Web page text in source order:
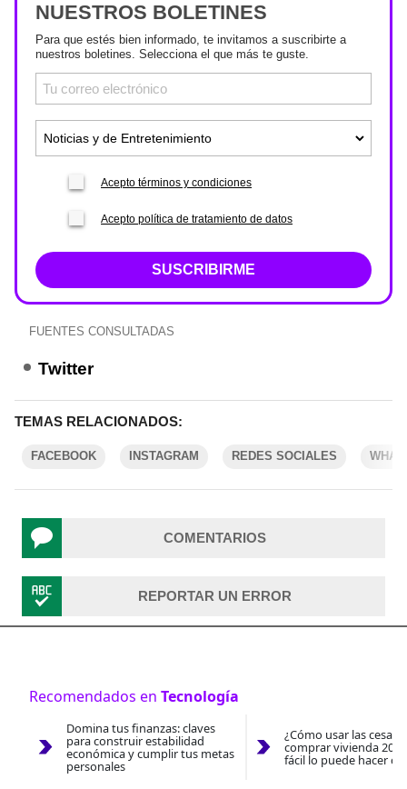
NUESTROS BOLETINES
Para que estés bien informado, te invitamos a suscribirte a
nuestros boletines. Selecciona el que más te guste.
Acepto términos y condiciones
Acepto política de tratamiento de datos
SUSCRIBIRME
FUENTES CONSULTADAS
Twitter
TEMAS RELACIONADOS:
FACEBOOK INSTAGRAM REDES SOCIALES
COMENTARIOS
REPORTAR UN ERROR
Recomendados en Tecnología
Domina tus finanzas: claves
para construir estabilidad
económica y cumplir tus metas
personales
¿Cómo usar las
comprar vivienda
fácil lo puede hacer